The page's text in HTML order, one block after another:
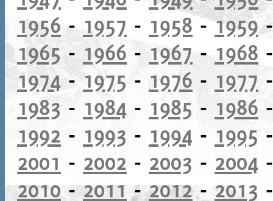
1956 - 1957 - 1958 -1959
1965- 1966 - 1967 - 1968
1974-1975 - 1976 - 1977
1983 - 1984 - 1985 - 1986
1992 - 1993 - 1994 - 1995
2001 - 2002 - 2003 - 2004
2010 - 2011 -2012- 2013